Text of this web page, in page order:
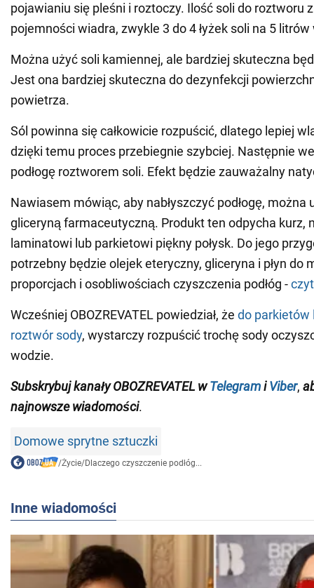
pojawianiu się pleśni i roztoczy. Ilość soli do roztworu
pojemności wiadra, zwykle 3 do 4 łyżek soli na 5 litrów
Można użyć soli kamiennej, ale bardziej skuteczna
Jest ona bardziej skuteczna do dezynfekcji
powietrza.
Sól powinna się całkowicie rozpuścić, dlatego lepiej
dzięki temu proces przebiegnie szybciej. Następnie
podłogę roztworem soli. Efekt będzie zauważalny
Nawiasem mówiąc, aby nabłyszczyć podłogę, można
gliceryną farmaceutyczną. Produkt ten odpycha kurz,
laminatowi lub parkietowi piękny połysk. Do jego
potrzebny będzie olejek eteryczny, gliceryna i płyn do
proporcjach i osobliwościach czyszczenia podłóg -
Wcześniej OBOZREVATEL powiedział, że do parkietów
roztwór sody, wystarczy rozpuścić trochę sody
wodzie.
Subskrybuj kanały OBOZREVATEL w Telegrami Viber,
najnowsze wiadomości.
Domowe sprytne sztuczki
/Życie/Dlaczego czyszczenie podłóg...
Inne wiadomości